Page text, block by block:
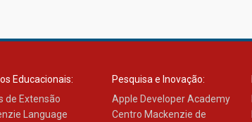
Educacionais:
de Extensão
Language
Pesquisa e Inovação:
Apple Developer Academy
Centro Mackenzie de